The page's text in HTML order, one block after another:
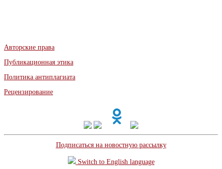
Авторские права
Публикационная этика
Политика антиплагиата
Рецензирование
Подписаться на новостную рассылку
Switch to English language